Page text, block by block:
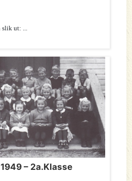
slik ut: ...
– 2a.Klasse